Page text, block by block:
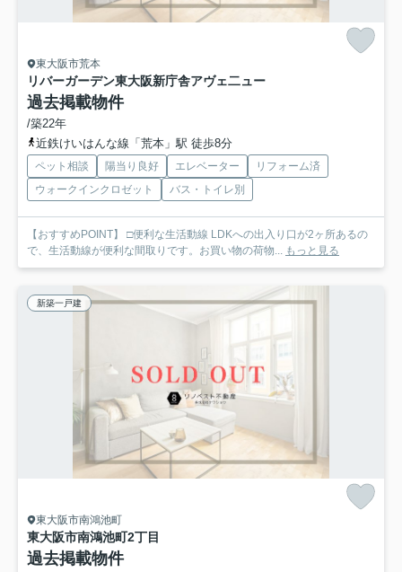
東大阪市荒本
リバーガーデン東大阪新庁舎アヴェ二ュー
過去掲載物件
/築22年
近鉄けいはんな線「荒本」駅 徒歩8分
ペット相談 陽当り良好 エレベーター
リフォーム済
ウォークインクロゼット
バス・トイレ別
【おすすめPOINT】 □便利な生活動線 LDKへの出入り口が2ヶ所あるの
で、生活動線が便利な間取りです。お買い物の荷物... もっと見る
新築一戸建
東大阪市南鴻池町
東大阪市南鴻池町2丁目
過去掲載物件